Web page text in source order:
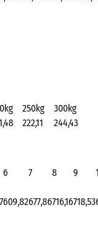
250kg
300kg
222,11 244,43
6 7 8 9
609,82677,86716,16718,53